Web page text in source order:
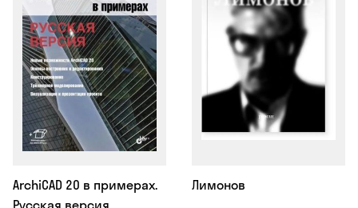
ArchiCAD 20 в примерах.
Русская версия
Лимонов